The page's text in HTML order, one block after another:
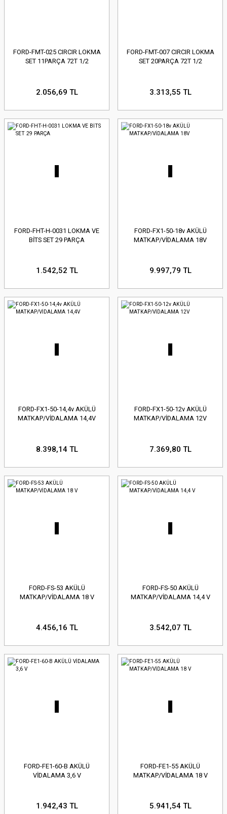
FORD-FMT-025 CIRCIR LOKMA
SET 11PARÇA 72T 1/2
2.056,69 TL
FORD-FMT-007 CIRCIR LOKMA
SET 20PARÇA 72T 1/2
3.313,55 TL
FORD-FHT-H-0031 LOKMA VE
BİTS SET 29 PARÇA
1.542,52 TL
FORD-FX1-50-18v AKÜLÜ
MATKAP/VİDALAMA 18V
9.997,79 TL
FORD-FX1-50-14,4v AKÜLÜ
MATKAP/VİDALAMA 14,4V
8.398,14 TL
FORD-FX1-50-12v AKÜLÜ
MATKAP/VİDALAMA 12V
7.369,80 TL
FORD-FS-53 AKÜLÜ
MATKAP/VİDALAMA 18 V
4.456,16 TL
FORD-FS-50 AKÜLÜ
MATKAP/VİDALAMA 14,4 V
3.542,07 TL
FORD-FE1-60-B AKÜLÜ
VİDALAMA 3,6 V
1.942,43 TL
FORD-FE1-55 AKÜLÜ
MATKAP/VİDALAMA 18 V
5.941,54 TL